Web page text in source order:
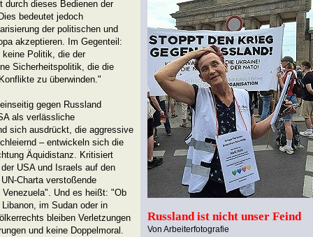
durch dieses Bedienen der
bedeutet jedoch
der politischen und
akzeptieren. Im Gegenteil:
keine Politik, die der
Sicherheitspolitik, die die
zu überwinden."
gegen Russland
als verlässliche
sich ausdrückt, die aggressive
– entwickeln sich die
Äquidistanz. Kritisiert
USA und Israels auf den
Charta verstoßende
Und es heißt: "Ob
im Sudan oder in
bleiben Verletzungen
und keine Doppelmoral.
Russland ist nicht unser Feind
Von Arbeiterfotografie